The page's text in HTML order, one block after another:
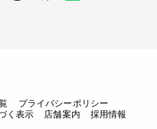
プライバシーポリシー
く表示
店舗案内 採用情報